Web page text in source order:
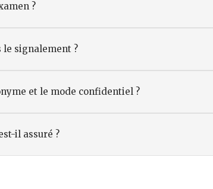
?
signalement ?
et le mode confidentiel ?
il assuré ?